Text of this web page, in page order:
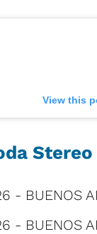
View this
- BUENOS
- BUENOS